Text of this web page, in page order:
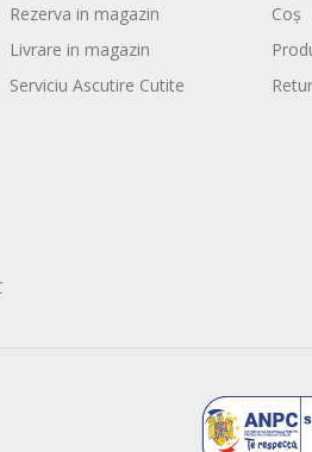
Rezerva in magazin
Livrare in magazin
Serviciu Ascutire Cutite
Coș